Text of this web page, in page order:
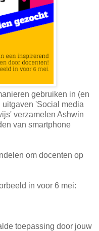
gebruiken in (en
uitgaven 'Social media
verzamelen Ashwin
van smartphone
om docenten op
in voor 6 mei:
toepassing door jouw